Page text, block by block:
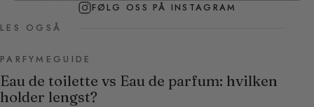
FØLG OSS PÅ INSTAGRAM
LES OGSÅ
PARFYMEGUIDE
Eau de toilette vs Eau de parfum: hvilken
holder lengst?